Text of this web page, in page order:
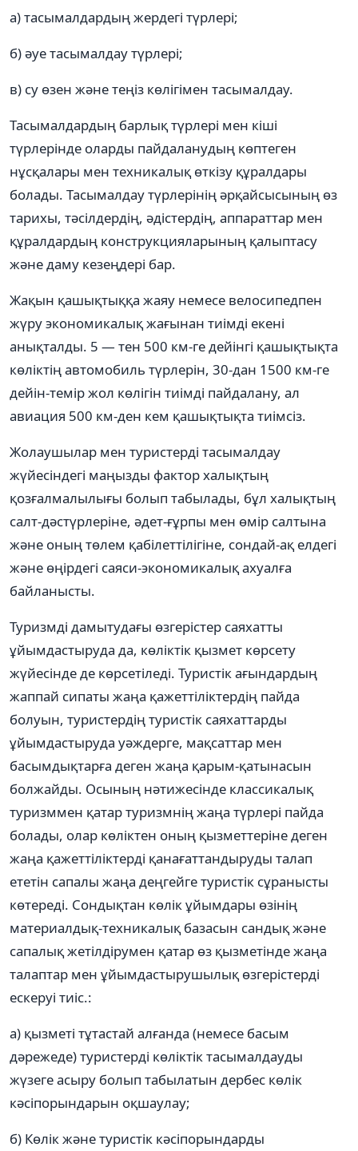
а) тасымалдардың жердегі түрлері;
б) әуе тасымалдау түрлері;
в) су өзен және теңіз көлігімен тасымалдау.
Тасымалдардың барлық түрлері мен кіші
түрлерінде оларды пайдаланудың көптеген
нұсқалары мен техникалық өткізу құралдары
болады. Тасымалдау түрлерінің әрқайсысының өз
тарихы, тәсілдердің, әдістердің, аппараттар мен
құралдардың конструкцияларының қалыптасу
және даму кезеңдері бар.
Жақын қашықтыққа жаяу немесе велосипедпен
жүру экономикалық жағынан тиімді екені
анықталды. 5 — тен 500 км-ге дейінгі қашықтықта
көліктің автомобиль түрлерін, 30-дан 1500 км-ге
дейін-темір жол көлігін тиімді пайдалану, ал
авиация 500 км-ден кем қашықтықта тиімсіз.
Жолаушылар мен туристерді тасымалдау
жүйесіндегі маңызды фактор халықтың
қозғалмалылығы болып табылады, бұл халықтың
салт-дәстүрлеріне, әдет-ғұрпы мен өмір салтына
және оның төлем қабілеттілігіне, сондай-ақ елдегі
және өңірдегі саяси-экономикалық ахуалға
байланысты.
Туризмді дамытудағы өзгерістер саяхатты
ұйымдастыруда да, көліктік қызмет көрсету
жүйесінде де көрсетіледі. Туристік ағындардың
жаппай сипаты жаңа қажеттіліктердің пайда
болуын, туристердің туристік саяхаттарды
ұйымдастыруда уәждерге, мақсаттар мен
басымдықтарға деген жаңа қарым-қатынасын
болжайды. Осының нәтижесінде классикалық
туризммен қатар туризмнің жаңа түрлері пайда
болады, олар көліктен оның қызметтеріне деген
жаңа қажеттіліктерді қанағаттандыруды талап
ететін сапалы жаңа деңгейге туристік сұранысты
көтереді. Сондықтан көлік ұйымдары өзінің
материалдық-техникалық базасын сандық және
сапалық жетілдірумен қатар өз қызметінде жаңа
талаптар мен ұйымдастырушылық өзгерістерді
ескеруі тиіс.:
а) қызметі тұтастай алғанда (немесе басым
дәрежеде) туристерді көліктік тасымалдауды
жүзеге асыру болып табылатын дербес көлік
кәсіпорындарын оқшаулау;
б) Көлік және туристік кәсіпорындарды